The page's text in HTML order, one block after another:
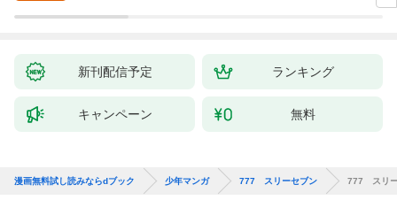
新刊配信予定 ランキング
キャンペーン 無料
漫画無料試し読みならdブック 少年マンガ 777 スリーセブン 777 スリ